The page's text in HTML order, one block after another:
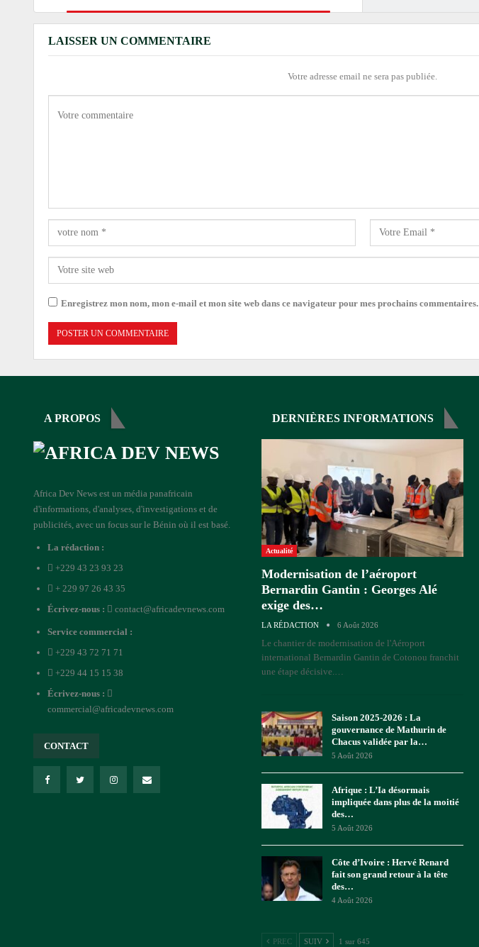
LAISSER UN COMMENTAIRE
Votre adresse email ne sera pas publiée.
Enregistrez mon nom, mon e-mail et mon site web dans ce navigateur pour mes prochains commentaires.
A PROPOS
Africa Dev News est un média panafricain
d'informations, d'analyses, d'investigations et de
publicités, avec un focus sur le Bénin où il est basé.
La rédaction :
+229 43 23 93 23
+ 229 97 26 43 35
Écrivez-nous :
contact@africadevnews.com
Service commercial :
+229 43 72 71 71
+229 44 15 15 38
Écrivez-nous :
commercial@africadevnews.com
CONTACT
DERNIÈRES INFORMATIONS
Actualité
Modernisation de l’aéroport
Bernardin Gantin : Georges Alé
exige des…
LA RÉDACTION 6 Août 2026
Le chantier de modernisation de l'Aéroport
international Bernardin Gantin de Cotonou franchit
une étape décisive.
Saison 2025-2026 : La
gouvernance de Mathurin de
Chacus validée par la…
5 Août 2026
Afrique : L’Ia désormais
impliquée dans plus de la moitié
des…
5 Août 2026
Côte d’Ivoire : Hervé Renard
fait son grand retour à la tête
des…
4 Août 2026
PREC SUIV 1 sur 645